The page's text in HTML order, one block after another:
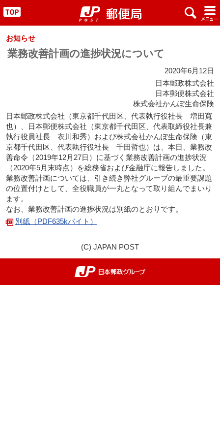
" x #
お知らせ
業務改善計画の進捗状況について
2020年6月12日
日本郵政株式会社
日本郵便株式会社
株式会社かんぽ生命保険
日本郵政株式会社（東京都千代田区、代表執行役社長 増田寬
也）、日本郵便株式会社（東京都千代田区、代表取締役社長兼
執行役員社長 衣川和秀）および株式会社かんぽ生命保険（東
京都千代田区、代表執行役社長 千田哲也）は、本日、業務改
善命令（2019年12月27日）に基づく業務改善計画の進捗状況
（2020年5月末時点）を総務省および金融庁に報告しました。
業務改善計画については、引き続き弊社グループの最重要課題
の位置付けとして、全役職員が一丸となって取り組んでまいり
ます。
なお、業務改善計画の進捗状況は別紙のとおりです。
別紙（PDF635kバイト）
(C) JAPAN POST